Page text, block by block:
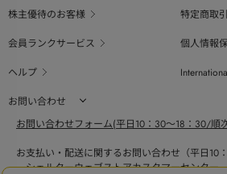
株主優待のお客様
特定商取
会員ランクサービス
個人情報
ヘルプ
お問い合わせ
お問い合わせフォーム(平日10：30～18：30/順
お支払い・配送に関するお問い合わせ（平日10
シェルターウェブストアカスタマーセンター